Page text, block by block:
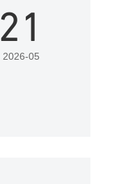
21
2026-05